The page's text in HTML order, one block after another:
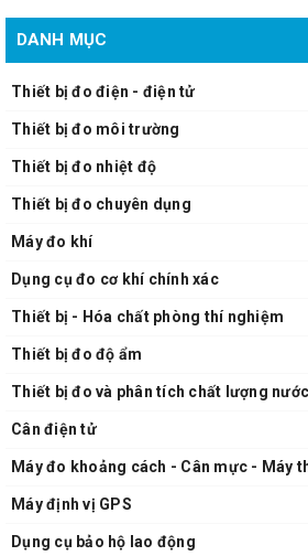
DANH MỤC
Thiết bị đo điện - điện tử
Thiết bị đo môi trường
Thiết bị đo nhiệt độ
Thiết bị đo chuyên dụng
Máy đo khí
Dụng cụ đo cơ khí chính xác
Thiết bị - Hóa chất phòng thí nghiệm
Thiết bị đo độ ẩm
Thiết bị đo và phân tích chất lượng nước
Cân điện tử
Máy đo khoảng cách - Cân mực - Máy
Máy định vị GPS
Dụng cụ bảo hộ lao động